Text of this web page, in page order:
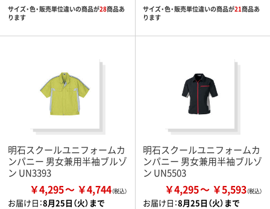
サイズ・色・販売単位違いの商品が28商品あ
ります
サイズ・色・販売単位違いの商品が21商品あ
ります
明石スクールユニフォームカ
ンパニー 男女兼用半袖ブルゾ
ン UN3393
￥4,295 ￥4,744
お届け日：8月25日（火）まで
明石スクールユニフォームカ
ンパニー 男女兼用半袖ブルゾ
ン UN5503
￥4,295 ￥5,593
お届け日：8月25日（火）まで